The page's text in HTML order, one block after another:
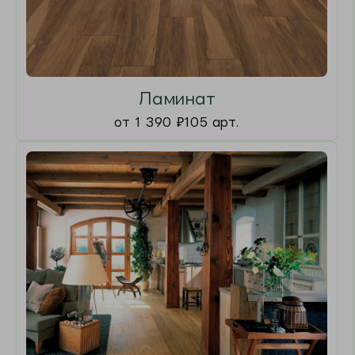
1 090 2 290
Ковролин Консонанс
5423020
В корзину
Ковровая
В корзину
ХИТЫ ПРОДАЖ
Хит 5% за отзыв
- 52%
Выгода
₽
Хит 5%за отзыв
Выгода1 200